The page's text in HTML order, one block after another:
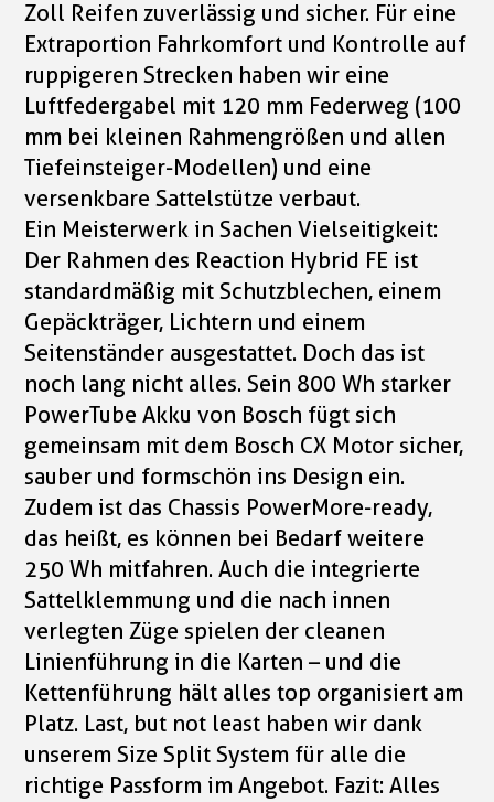
Zoll Reifen zuverlässig und sicher. Für eine
Extraportion Fahrkomfort und Kontrolle auf
ruppigeren Strecken haben wir eine
Luftfedergabel mit 120 mm Federweg (100
mm bei kleinen Rahmengrößen und allen
Tiefeinsteiger-Modellen) und eine
versenkbare Sattelstütze verbaut.
Ein Meisterwerk in Sachen Vielseitigkeit:
Der Rahmen des Reaction Hybrid FE ist
standardmäßig mit Schutzblechen, einem
Gepäckträger, Lichtern und einem
Seitenständer ausgestattet. Doch das ist
noch lang nicht alles. Sein 800 Wh starker
PowerTube Akku von Bosch fügt sich
gemeinsam mit dem Bosch CX Motor sicher,
sauber und formschön ins Design ein.
Zudem ist das Chassis PowerMore-ready,
das heißt, es können bei Bedarf weitere
250 Wh mitfahren. Auch die integrierte
Sattelklemmung und die nach innen
verlegten Züge spielen der cleanen
Linienführung in die Karten – und die
Kettenführung hält alles top organisiert am
Platz. Last, but not least haben wir dank
unserem Size Split System für alle die
richtige Passform im Angebot. Fazit: Alles